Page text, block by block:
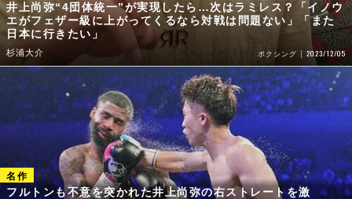
井上尚弥“4団体統一”が実現したら…次はラミレス？「イノウ
エがフェザー級に上がってくるなら対戦は問題ない」「また
日本に行きたい」
杉浦大介 ボクシング 2023/12/05
フルトンも不意を突かれた井上尚弥の右ストレートを激